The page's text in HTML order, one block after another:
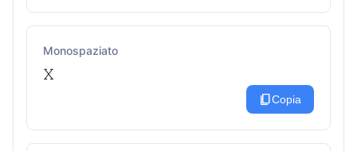
Monospaziato
𝚇
content_copyCopia